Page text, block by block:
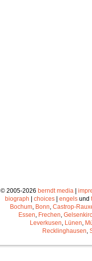
© 2005-2026 berndt media |
biograph | choices | engels und
Bochum Bonn Castrop-
Essen Frechen
Leverkusen Lünen
Recklinghausen